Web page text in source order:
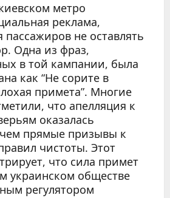
метро
реклама,
не оставлять
Одна из фраз,
в той кампании, была
как “Не сорите в
примета”. Многие
что апелляция к
оказалась
прямые призывы к
чистоты. Этот
что сила примет
украинском обществе
регулятором